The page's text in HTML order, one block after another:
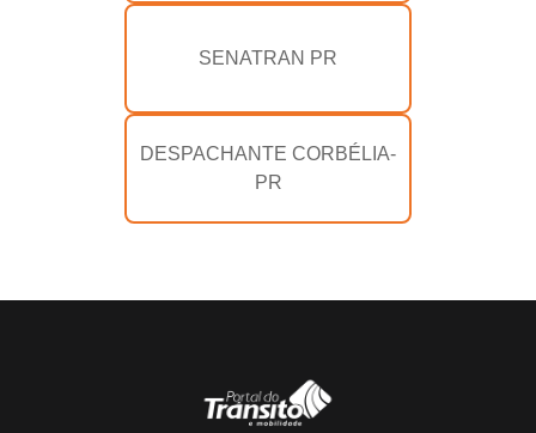
SENATRAN PR
DESPACHANTE CORBÉLIA-
PR